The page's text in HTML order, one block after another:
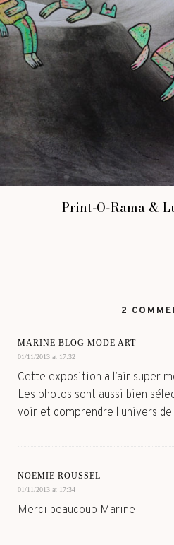
Print-O-Rama &
2
MARINE BLOG MODE ART
01/11/2013 at 17:32
Cette exposition a l’air super
Les photos sont aussi bien
voir et comprendre l’univers de
NOËMIE ROUSSEL
01/11/2013 at 17:34
Merci beaucoup Marine !